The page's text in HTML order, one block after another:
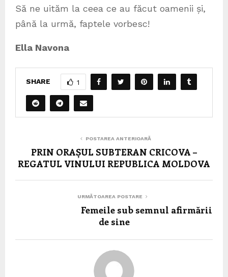
Să ne uităm la ceea ce au făcut oamenii și,
până la urmă, faptele vorbesc!
Ella Navona
SHARE 1
POSTAREA ANTERIOARĂ
PRIN ORAȘUL SUBTERAN CRICOVA –
REGATUL VINULUI REPUBLICA MOLDOVA
URMĂTOAREA POSTARE
Femeile sub semnul afirmării
de sine